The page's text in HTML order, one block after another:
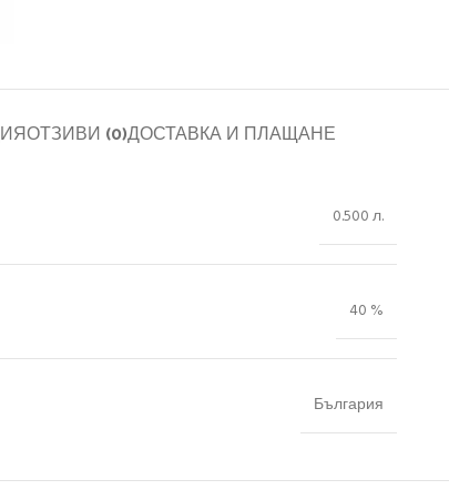
ОТЗИВИ (0)ДОСТАВКА И ПЛАЩАНЕ
0.500 л.
40 %
България